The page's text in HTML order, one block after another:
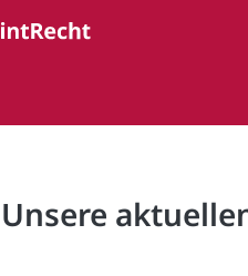
Unsere